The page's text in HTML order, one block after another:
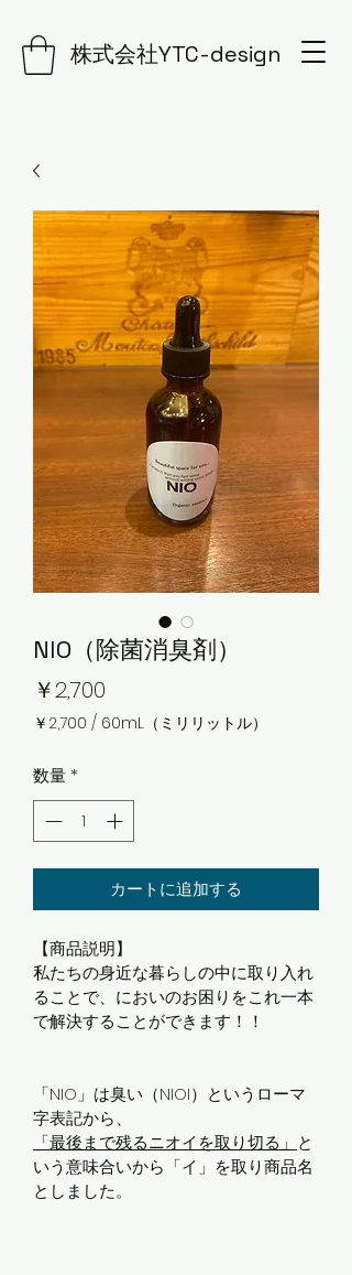
株式会社YTC-design
NIO（除菌消臭剤）
￥2,700
格
￥2,700 / 60mL（ミリリットル）
ご
と
に
￥2,700
数量*
カートに追加する
【商品説明】
私たちの身近な暮らしの中に取り入れ
ることで、においのお困りをこれ一本
で解決することができます！！
「NIO」は臭い（NIOI）というローマ
字表記から、
「最後まで残るニオイを取り切る」 と
いう意味合いから「イ」を取り商品名
としました。